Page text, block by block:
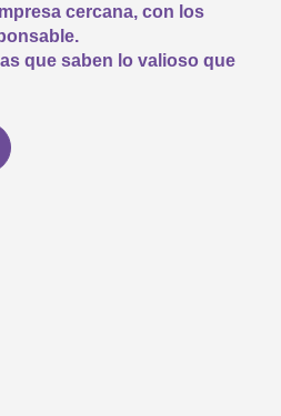
cercana, con los
que saben lo valioso que